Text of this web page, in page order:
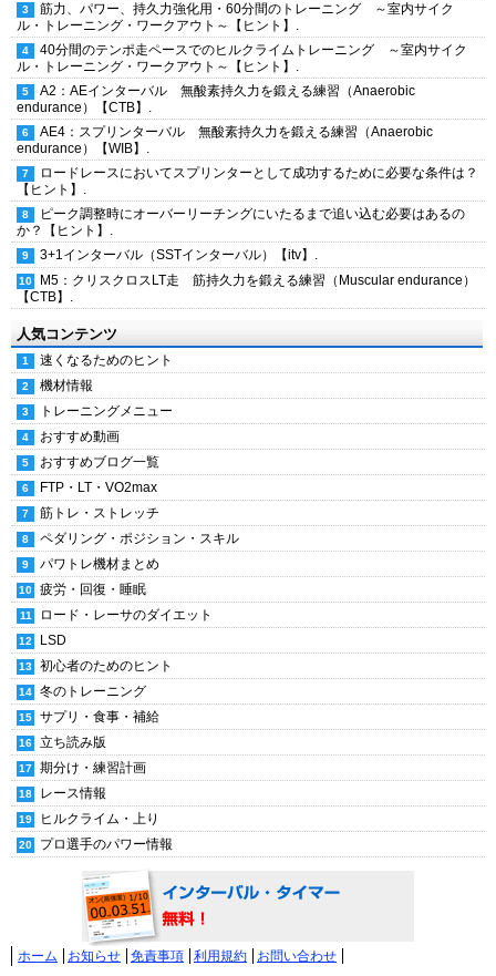
筋力、パワー、持久力強化用・60分間のトレーニング ～室内サイク
ル・トレーニング・ワークアウト～【ヒント】.
40分間のテンポ走ペースでのヒルクライムトレーニング ～室内サイク
ル・トレーニング・ワークアウト～【ヒント】.
A2：AEインターバル 無酸素持久力を鍛える練習（Anaerobic
endurance）【CTB】.
AE4：スプリンターバル 無酸素持久力を鍛える練習（Anaerobic
endurance）【WIB】.
ロードレースにおいてスプリンターとして成功するために必要な条件は？
【ヒント】.
ピーク調整時にオーバーリーチングにいたるまで追い込む必要はあるの
か？【ヒント】.
3+1インターバル（SSTインターバル）【itv】.
M5：クリスクロスLT走 筋持久力を鍛える練習（Muscular endurance）
【CTB】.
人気コンテンツ
速くなるためのヒント
機材情報
トレーニングメニュー
おすすめ動画
おすすめブログ一覧
FTP・LT・VO2max
筋トレ・ストレッチ
ペダリング・ポジション・スキル
パワトレ機材まとめ
疲労・回復・睡眠
ロード・レーサのダイエット
LSD
初心者のためのヒント
冬のトレーニング
サプリ・食事・補給
立ち読み版
期分け・練習計画
レース情報
ヒルクライム・上り
プロ選手のパワー情報
ホーム お知らせ 免責事項 利用規約 お問い合わせ